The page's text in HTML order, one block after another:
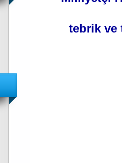
tebrik ve